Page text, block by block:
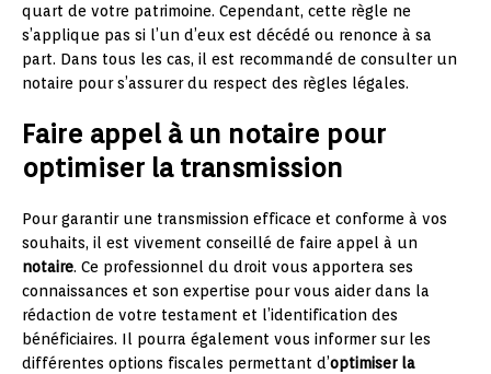
quart de votre patrimoine. Cependant, cette règle ne
s’applique pas si l’un d’eux est décédé ou renonce à sa
part. Dans tous les cas, il est recommandé de consulter un
notaire pour s’assurer du respect des règles légales.
Faire appel à un notaire pour
optimiser la transmission
Pour garantir une transmission efficace et conforme à vos
souhaits, il est vivement conseillé de faire appel à un
notaire. Ce professionnel du droit vous apportera ses
connaissances et son expertise pour vous aider dans la
rédaction de votre testament et l’identification des
bénéficiaires. Il pourra également vous informer sur les
différentes options fiscales permettant d’optimiser la